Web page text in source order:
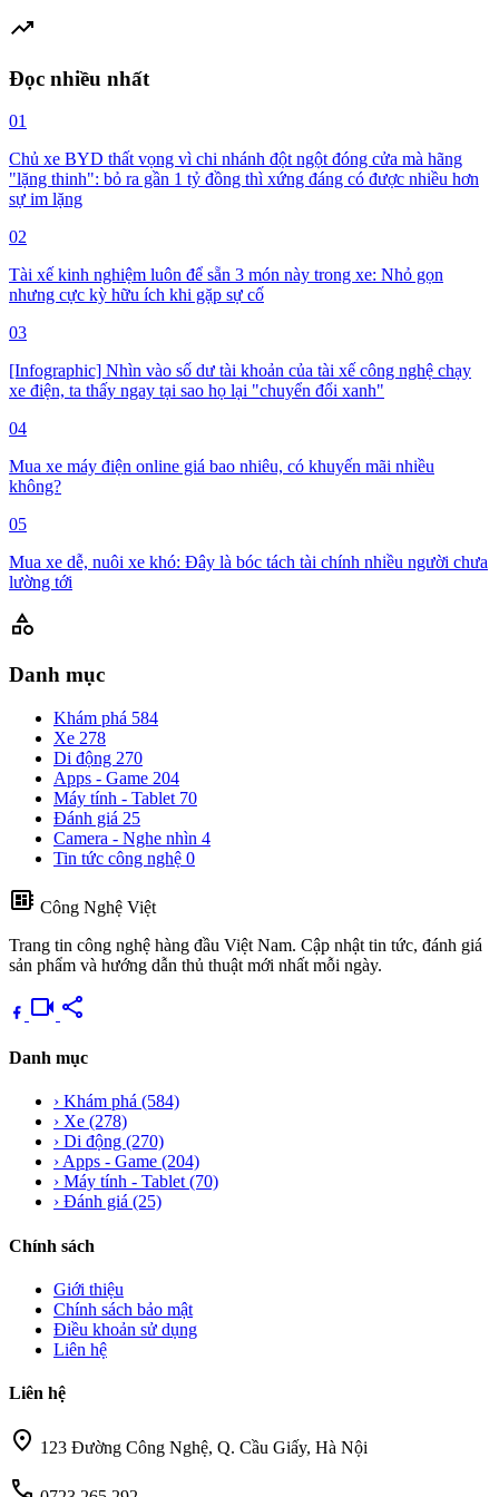
trending_up
Đọc nhiều nhất
01
Chủ xe BYD thất vọng vì chi nhánh đột ngột đóng cửa mà hãng
"lặng thinh": bỏ ra gần 1 tỷ đồng thì xứng đáng có được nhiều hơn
sự im lặng
02
Tài xế kinh nghiệm luôn để sẵn 3 món này trong xe: Nhỏ gọn
nhưng cực kỳ hữu ích khi gặp sự cố
03
[Infographic] Nhìn vào số dư tài khoản của tài xế công nghệ chạy
xe điện, ta thấy ngay tại sao họ lại "chuyển đổi xanh"
04
Mua xe máy điện online giá bao nhiêu, có khuyến mãi nhiều
không?
05
Mua xe dễ, nuôi xe khó: Đây là bóc tách tài chính nhiều người chưa
lường tới
category
Danh mục
Khám phá 584
Xe 278
Di động 270
Apps - Game 204
Máy tính - Tablet 70
Đánh giá 25
Camera - Nghe nhìn 4
Tin tức công nghệ 0
developer_board Công Nghệ Việt
Trang tin công nghệ hàng đầu Việt Nam. Cập nhật tin tức, đánh giá
sản phẩm và hướng dẫn thủ thuật mới nhất mỗi ngày.
videocam share
Danh mục
› Khám phá (584)
› Xe (278)
› Di động (270)
› Apps - Game (204)
› Máy tính - Tablet (70)
› Đánh giá (25)
Chính sách
Giới thiệu
Chính sách bảo mật
Điều khoản sử dụng
Liên hệ
Liên hệ
location_on 123 Đường Công Nghệ, Q. Cầu Giấy, Hà Nội
call